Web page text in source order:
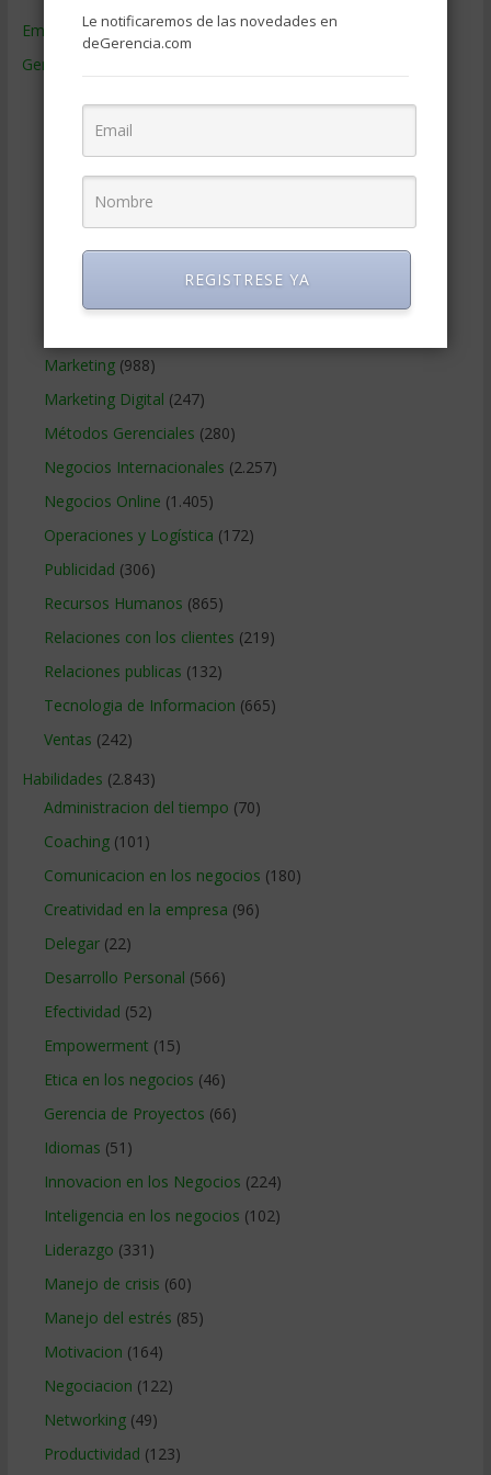
Empresas de Gerencia(38)
Gerencia
Contabilidad(466)
Educacion Gerencial(454)
Estrategia Empresarial
Finanzas Corporativas(748)
Marketing(988)
Marketing Digital (247)
Métodos Gerenciales (280)
Negocios Internacionales (2.257)
Negocios Online (1.405)
Operaciones y Logística (172)
Publicidad (306)
Recursos Humanos (865)
Relaciones con los clientes (219)
Relaciones publicas (132)
Tecnologia de Informacion (665)
Ventas (242)
Habilidades (2.843)
Administracion del tiempo (70)
Coaching(101)
Comunicacion en los negocios (180)
Creatividad en la empresa (96)
Delegar(22)
Desarrollo Personal (566)
Efectividad (52)
Empowerment (15)
Etica en los negocios (46)
Gerencia de Proyectos (66)
Idiomas (51)
Innovacion en los Negocios (224)
Inteligencia en los negocios (102)
Liderazgo (331)
Manejo de crisis (60)
Manejo del estrés (85)
Motivacion (164)
Negociacion (122)
Networking(49)
Productividad (123)
Le notificaremos de las novedades en
deGerencia.com
REGISTRESE YA